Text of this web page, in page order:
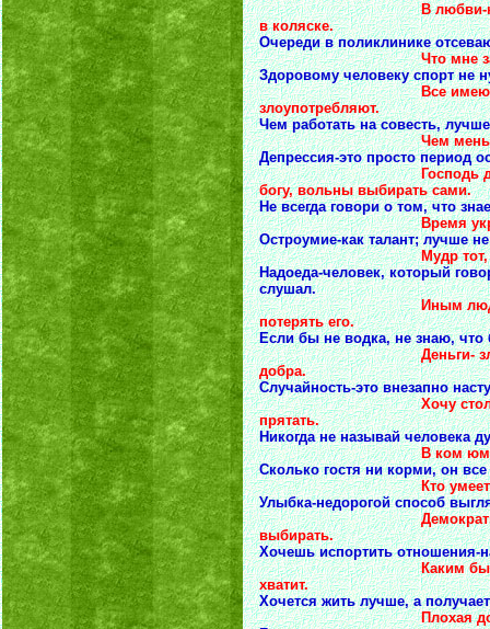
В любви-как на
в коляске.
Очереди в поликлинике
Что мне законы,
Здоровому человеку спорт не
Все имеют право на
злоупотребляют.
Чем работать на совесть,
Чем меньше люди
Депрессия-это просто период
Господь даровал
богу, вольны выбирать сами.
Не всегда говори о том, что
Время укрепляет
Остроумие-как талант; лучше
Мудр тот, кто знает
Надоеда-человек, который
слушал.
Иным людям
потерять его.
Если бы не водка, не знаю,
Деньги- зло, но
добра.
Случайность-это внезапно
Хочу столько денег,
прятать.
Никогда не называй человека
В ком юмор вызывает
Сколько гостя ни корми, он
Кто умеет- делает,
Улыбка-недорогой способ
Демократия-это
выбирать.
Хочешь испортить отношения-
Каким бы ни было
хватит.
Хочется жить лучше, а
Плохая дорога